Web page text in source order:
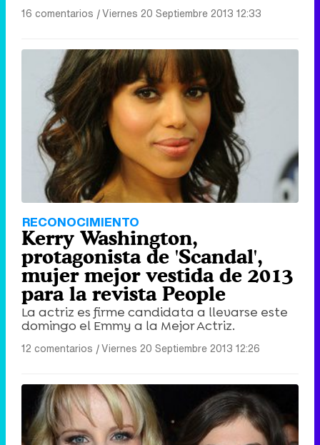
16 comentarios |Viernes 20 Septiembre 2013 12:33
RECONOCIMIENTO
Kerry Washington,
protagonista de 'Scandal',
mujer mejor vestida de 2013
para la revista People
La actriz es firme candidata a llevarse este
domingo el Emmy a la Mejor Actriz.
12 comentarios |Viernes 20 Septiembre 2013 12:26